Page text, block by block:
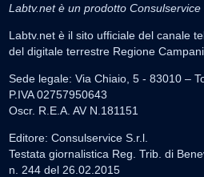
Labtv.net è un prodotto Consulservice
Labtv.net è il sito ufficiale del canale
del digitale terrestre Regione
Sede legale: Via Chiaio, 5 - 83010 –
P.IVA 02757950643
Oscr. R.E.A. AV N.181151
Editore: Consulservice S.r.l.
Testata giornalistica Reg. Trib. di
n. 244 del 26.02.2015